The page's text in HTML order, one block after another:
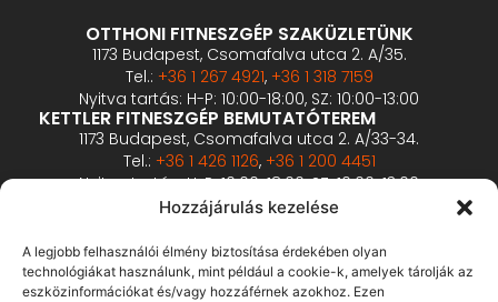
Hozzájárulás kezelése
A legjobb felhasználói élmény biztosítása érdekében olyan
technológiákat használunk, mint például a cookie-k, amelyek tárolják az
eszközinformációkat és/vagy hozzáférnek azokhoz. Ezen
OTTHONI FITNESZGÉP SZAKÜZLETÜNK
1173 Budapest, Csomafalva utca 2. A/35.
Tel.: +36 1 267 4921, +36 1 318 7159
Nyitva tartás: H-P: 10:00-18:00, SZ: 10:00-13:00
KETTLER FITNESZGÉP BEMUTATÓTEREM
1173 Budapest, Csomafalva utca 2. A/33-34.
Tel.: +36 1 426 1126, +36 1 200 4451
Nyitva tartás: H-P: 10:00-18:00, SZ: 10:00-13:00
PROFESSZIONÁLIS FITNESZGÉP BEMUTATÓTEREM
2360 Gyál, Vállalkozó u. 12.
Tel.: +36 1 900 0657
Nyitva tartás: előzetes bejelentkezés alapján